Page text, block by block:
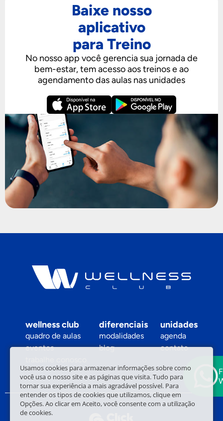
Baixe nosso
aplicativo
para Treino
No nosso app você gerencia sua jornada de
bem-estar, tem acesso aos treinos e ao
agendamento das aulas nas unidades
wellness club diferenciais unidades
quadro de aulas modalidades
agenda
eventos
blog
contato
Usamos cookies para armazenar informações sobre como
você usa o nosso site e as páginas que visita. Tudo para
tornar sua experiência a mais agradável possível. Para
entender os tipos de cookies que utilizamos, clique em
Opções. Ao clicar em Aceito, você consente com a utilização
de cookies.